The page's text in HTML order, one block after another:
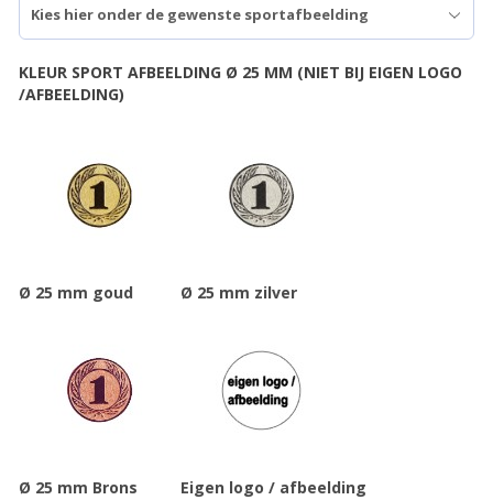
KLEUR SPORT AFBEELDING Ø 25 MM (NIET BIJ EIGEN LOGO
/AFBEELDING)
Ø 25 mm goud Ø 25 mm zilver
Ø 25 mm Brons Eigen logo / afbeelding